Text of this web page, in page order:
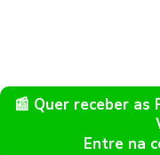
📰 Quer receber as
Entre na